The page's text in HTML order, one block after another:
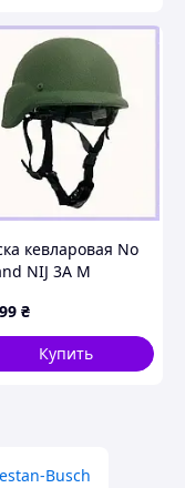
кевларовая No
NIJ 3A М
₴
Купить
Busch